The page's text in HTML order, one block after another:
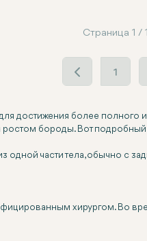
Страница 1 / 1
1
достижения более
ростом бороды. Вот
части тела, обычно с
хирургом. Во